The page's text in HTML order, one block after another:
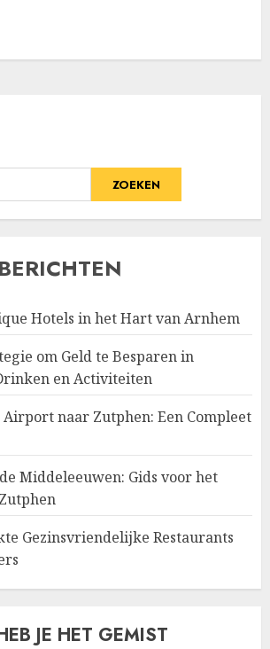
ZOEKEN
Hotels in het Hart van Arnhem
om Geld te Besparen in
en Activiteiten
naar Zutphen: Een Compleet
Middeleeuwen: Gids voor het
Gezinsvriendelijke Restaurants
JE HET GEMIST